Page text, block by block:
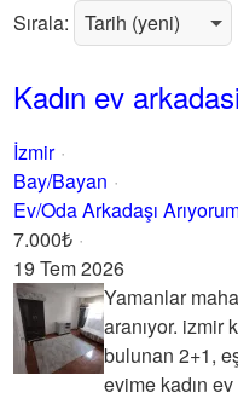
Sırala:
Kadın ev
İzmir
Bay/Bayan
Ev/Oda Arkadaşı
7.000₺
19 Tem 2026
Yamanlar
aranıyor. izmir
bulunan 2+1,
evime kadın